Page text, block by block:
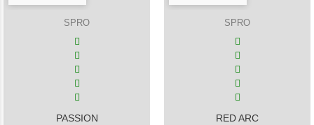
SPRO
PASSION
SPRO
RED ARC